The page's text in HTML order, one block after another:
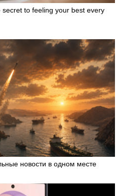
to feeling your best every
новости в одном месте